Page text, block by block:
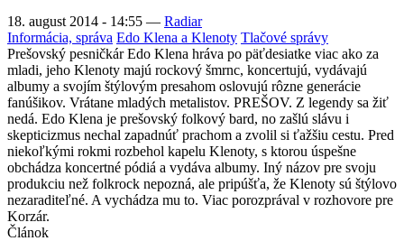
18. august 2014 - 14:55 — Radiar
Informácia, správa Edo Klena a Klenoty Tlačové správy
Prešovský pesničkár Edo Klena hráva po päťdesiatke viac ako za
mladi, jeho Klenoty majú rockový šmrnc, koncertujú, vydávajú
albumy a svojím štýlovým presahom oslovujú rôzne generácie
fanúšikov. Vrátane mladých metalistov. PREŠOV. Z legendy sa žiť
nedá. Edo Klena je prešovský folkový bard, no zašlú slávu i
skepticizmus nechal zapadnúť prachom a zvolil si ťažšiu cestu. Pred
niekoľkými rokmi rozbehol kapelu Klenoty, s ktorou úspešne
obchádza koncertné pódiá a vydáva albumy. Iný názov pre svoju
produkciu než folkrock nepozná, ale pripúšťa, že Klenoty sú štýlovo
nezaraditeľné. A vychádza mu to. Viac porozprával v rozhovore pre
Korzár.
Článok